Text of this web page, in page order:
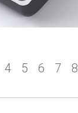
4 5 6 7 8